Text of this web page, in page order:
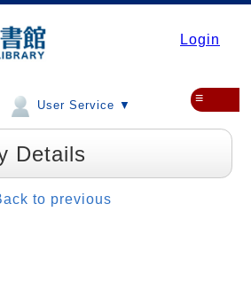
Login
User Service ▼ ≡
Details
to previous